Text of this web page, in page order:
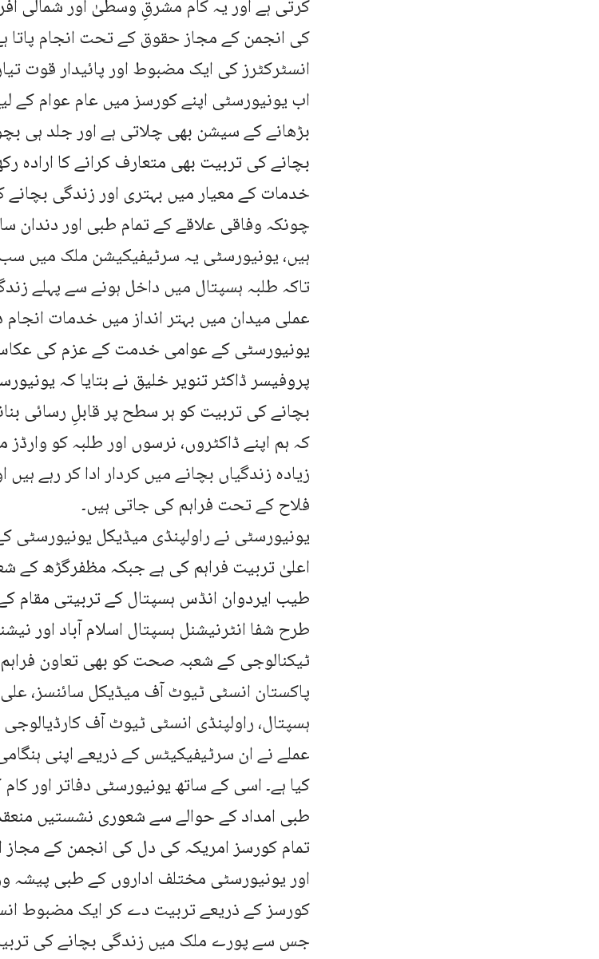
کرتی ہے اور یہ کام مشرقِ وسطیٰ اور شمالی
کی انجمن کے مجاز حقوق کے تحت انجام پاتا
انسٹرکٹرز کی ایک مضبوط اور پائیدار قوت
اب یونیورسٹی اپنے کورسز میں عام عوام
بڑھانے کے سیشن بھی چلاتی ہے اور جلد ہی
بچانے کی تربیت بھی متعارف کرانے کا ارادہ
خدمات کے معیار میں بہتری اور زندگی
چونکہ وفاقی علاقے کے تمام طبی اور دندان
ہیں، یونیورسٹی یہ سرٹیفیکیشن ملک میں
تاکہ طلبہ ہسپتال میں داخل ہونے سے پہلے
عملی میدان میں بہتر انداز میں خدمات
یونیورسٹی کے عوامی خدمت کے عزم کی
پروفیسر ڈاکٹر تنویر خلیق نے بتایا کہ
بچانے کی تربیت کو ہر سطح پر قابلِ رسائی
کہ ہم اپنے ڈاکٹروں، نرسوں اور طلبہ کو
زیادہ زندگیاں بچانے میں کردار ادا کر رہے
فلاح کے تحت فراہم کی جاتی ہیں۔
یونیورسٹی نے راولپنڈی میڈیکل یونیورسٹی
اعلیٰ تربیت فراہم کی ہے جبکہ مظفرگڑھ
طیب ایردوان انڈس ہسپتال کے تربیتی مقام
طرح شفا انٹرنیشنل ہسپتال اسلام آباد اور
ٹیکنالوجی کے شعبہ صحت کو بھی تعاون فراہم
پاکستان انسٹی ٹیوٹ آف میڈیکل سائنسز،
ہسپتال، راولپنڈی انسٹی ٹیوٹ آف
عملے نے ان سرٹیفیکیٹس کے ذریعے اپنی
کیا ہے۔ اسی کے ساتھ یونیورسٹی دفاتر اور
طبی امداد کے حوالے سے شعوری نشستیں
تمام کورسز امریکہ کی دل کی انجمن کے مجاز
اور یونیورسٹی مختلف اداروں کے طبی پیشہ
کورسز کے ذریعے تربیت دے کر ایک مضبوط
جس سے پورے ملک میں زندگی بچانے کی